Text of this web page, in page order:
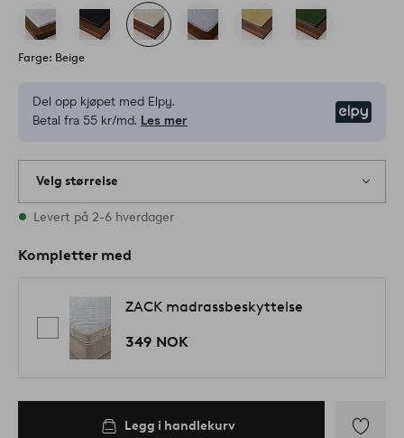
Farge: Beige
Del opp kjøpet med Elpy.
Betal fra 55 kr/md. Les mer
Velg størrelse
Alle størrelser finnes på lager
Levert på 2-6 hverdager
Kompletter med
ZACK madrassbeskyttelse
349 NOK
Legg i handlekurv